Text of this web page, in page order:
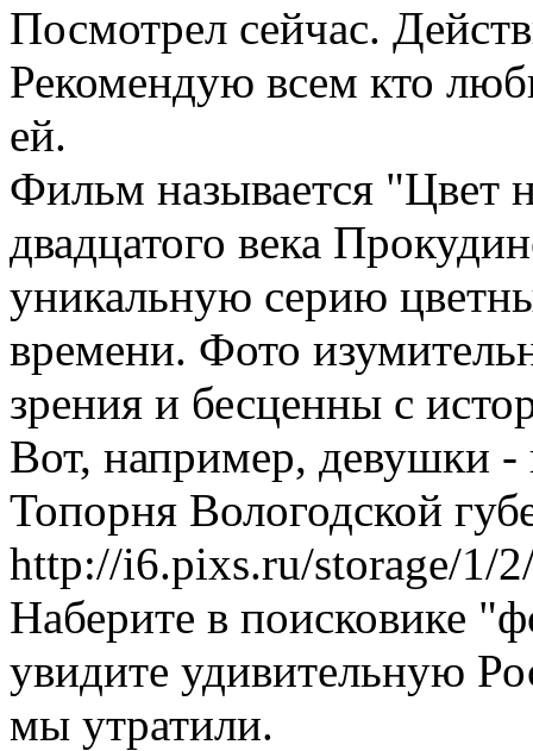
Посмотрел сейчас.
Рекомендую всем кто
ей.
Фильм называется "Цвет
двадцатого века
уникальную серию
времени. Фото
зрения и бесценны с
Вот, например, девушки -
Топорня Вологодской
http://i6.pixs.ru/storage/1/
Наберите в поисковике
увидите удивительную
мы утратили.